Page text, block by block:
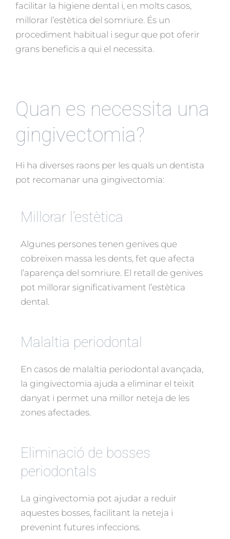
facilitar la higiene dental i, en molts casos,
millorar l’estètica del somriure. És un
procediment habitual i segur que pot oferir
grans beneficis a qui el necessita.
Quan es necessita una
gingivectomia?
Hi ha diverses raons per les quals un dentista
pot recomanar una gingivectomia:
Millorar l’estètica
Algunes persones tenen genives que
cobreixen massa les dents, fet que afecta
l’aparença del somriure. El retall de genives
pot millorar significativament l’estètica
dental.
Malaltia periodontal
En casos de malaltia periodontal avançada,
la gingivectomia ajuda a eliminar el teixit
danyat i permet una millor neteja de les
zones afectades.
Eliminació de bosses
periodontals
La gingivectomia pot ajudar a reduir
aquestes bosses, facilitant la neteja i
prevenint futures infeccions.